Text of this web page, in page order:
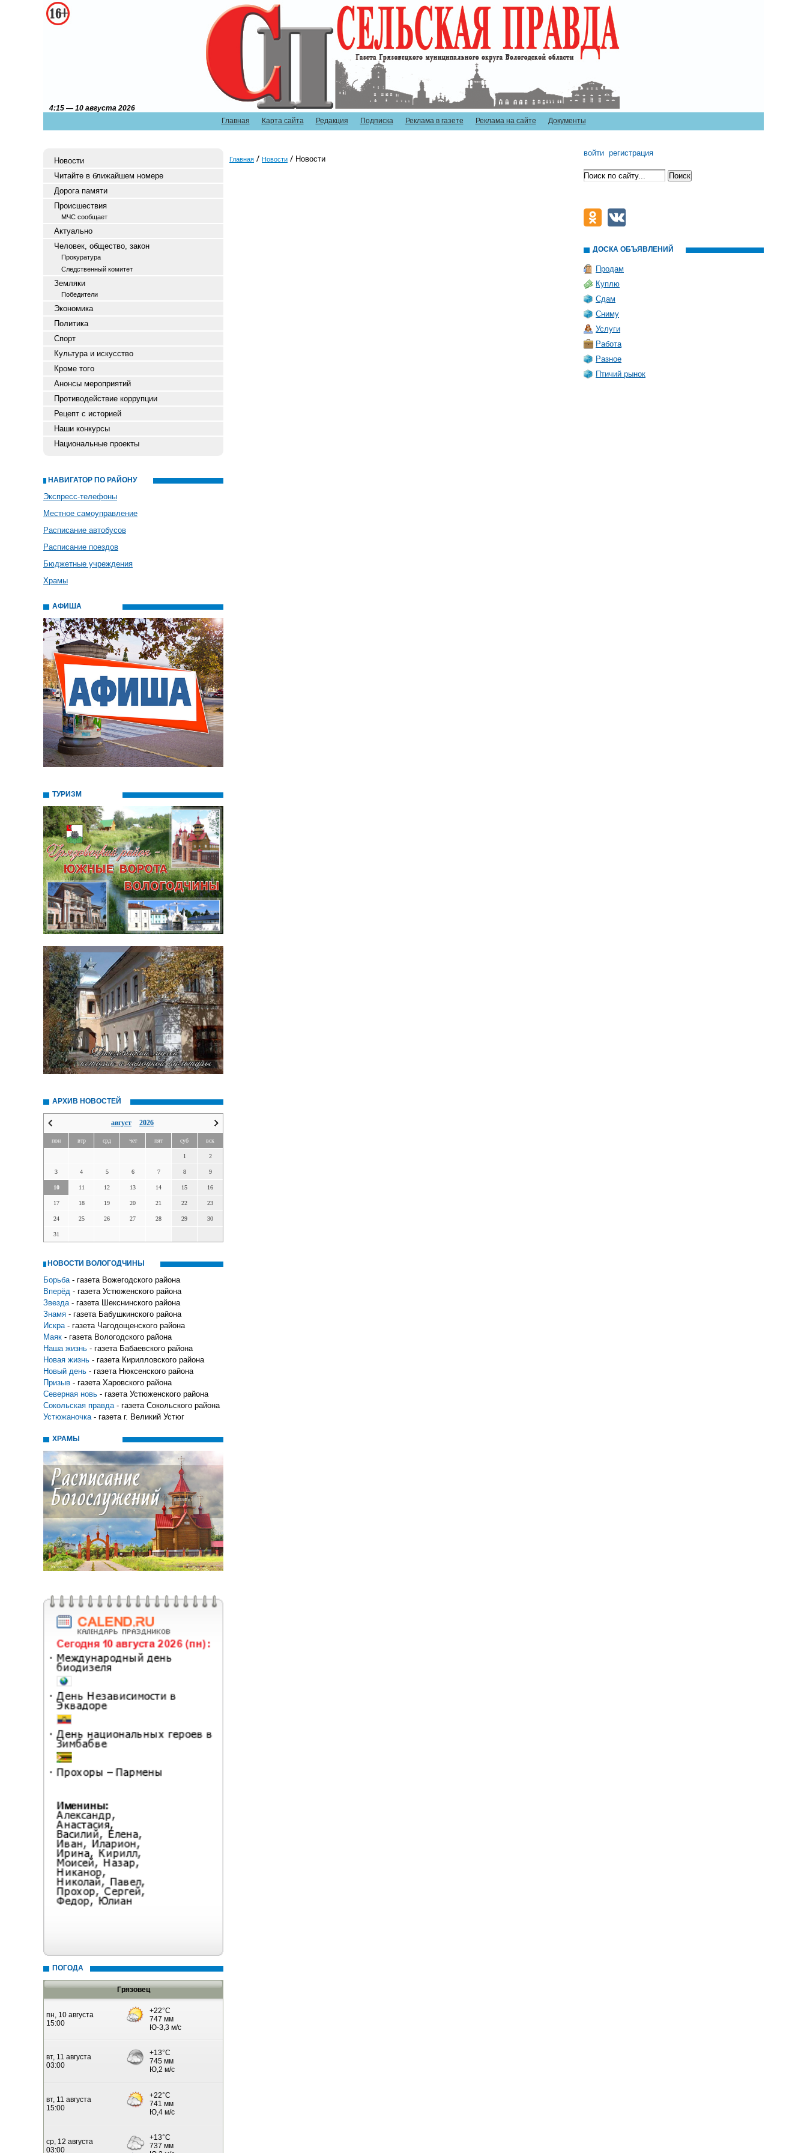
Главная Карта сайта Редакция Подписка Реклама в газете Реклама на сайте Документы
4:15 — 10 августа 2026
Новости
Читайте в ближайшем номере
Дорога памяти
Происшествия
МЧС сообщает
Актуально
Человек, общество, закон
Прокуратура
Следственный комитет
Земляки
Победители
Экономика
Политика
Спорт
Культура и искусство
Кроме того
Анонсы мероприятий
Противодействие коррупции
Рецепт с историей
Наши конкурсы
Национальные проекты
НАВИГАТОР ПО РАЙОНУ
Экспресс-телефоны
Местное самоуправление
Расписание автобусов
Расписание поездов
Бюджетные учреждения
Храмы
АФИША
ТУРИЗМ
АРХИВ НОВОСТЕЙ
август 2026
пон втр срд чет пят суб вск
1 2
3 4 5 6 7 8 9
10 11 12 13 14 15 16
17 18 19 20 21 22 23
24 25 26 27 28 29 30
31
НОВОСТИ ВОЛОГОДЧИНЫ
Борьба - газета Вожегодского района
Вперёд - газета Устюженского района
Звезда - газета Шекснинского района
Знамя - газета Бабушкинского района
Искра - газета Чагодощенского района
Маяк - газета Вологодского района
Наша жизнь - газета Бабаевского района
Новая жизнь - газета Кирилловского района
Новый день - газета Нюксенского района
Призыв - газета Харовского района
Северная новь - газета Устюженского района
Сокольская правда - газета Сокольского района
Устюжаночка - газета г. Великий Устюг
ХРАМЫ
ПОГОДА
Грязовец
Главная Новости Новости
войти регистрация
ДОСКА ОБЪЯВЛЕНИЙ
Продам
Куплю
Сдам
Сниму
Услуги
Работа
Разное
Птичий рынок